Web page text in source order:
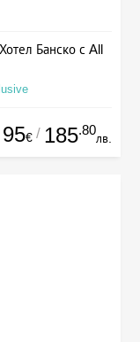
Банско с All
95€ / 185.80
лв.